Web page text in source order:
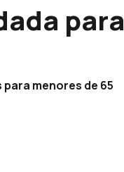
para
menores de 65